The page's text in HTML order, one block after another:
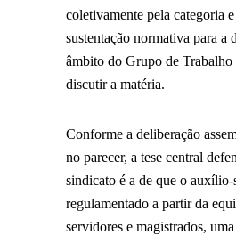
coletivamente pela categoria
sustentação normativa para a
âmbito do Grupo de Trabalho
discutir a matéria.
Conforme a deliberação
no parecer, a tese central
sindicato é a de que o auxílio-
regulamentado a partir da
servidores e magistrados,